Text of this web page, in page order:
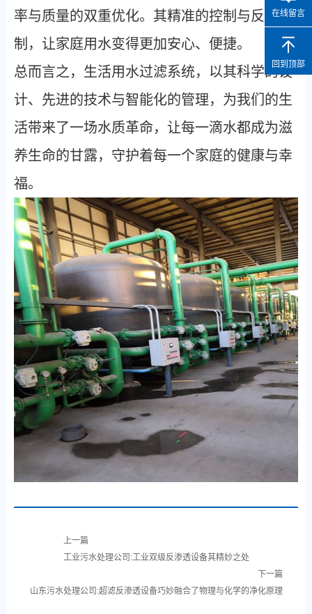
率与质量的双重优化。其精准的控制与反馈机
制，让家庭用水变得更加安心、便捷。
总而言之，生活用水过滤系统，以其科学的设
计、先进的技术与智能化的管理，为我们的生
活带来了一场水质革命，让每一滴水都成为滋
养生命的甘露，守护着每一个家庭的健康与幸
福。
上一篇
工业污水处理公司:工业双级反渗透设备其精妙之处
下一篇
山东污水处理公司:超滤反渗透设备巧妙融合了物理与化学的净化原理
在线留言
回到顶部